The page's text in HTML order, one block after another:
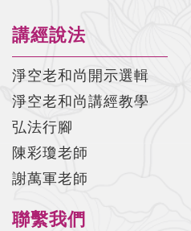
講經說法
淨空老和尚開示選輯
淨空老和尚講經教學
弘法行腳
陳彩瓊老師
謝萬軍老師
聯繫我們